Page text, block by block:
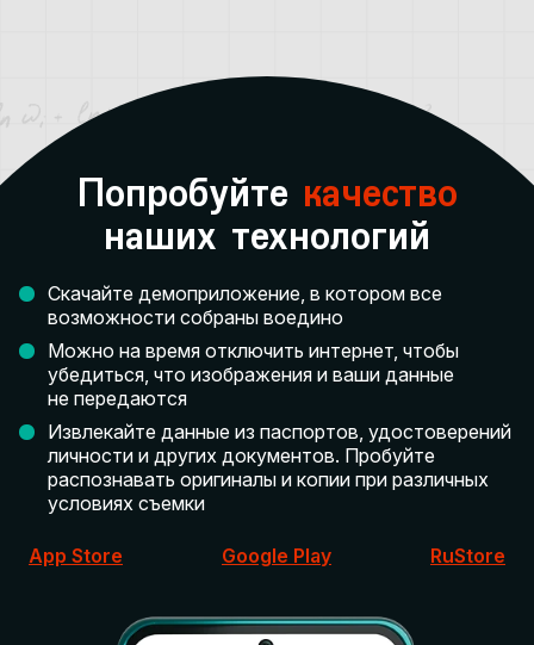
Попробуйте качество
наших технологий
Скачайте демоприложение, в котором все
возможности собраны воедино
Можно на время отключить интернет, чтобы
убедиться, что изображения и ваши данные
не передаются
Извлекайте данные из паспортов, удостоверений
личности и других документов. Пробуйте
распознавать оригиналы и копии при различных
условиях съемки
App Store Google Play RuStore